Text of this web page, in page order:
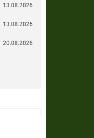
13.08.2026
13.08.2026
20.08.2026